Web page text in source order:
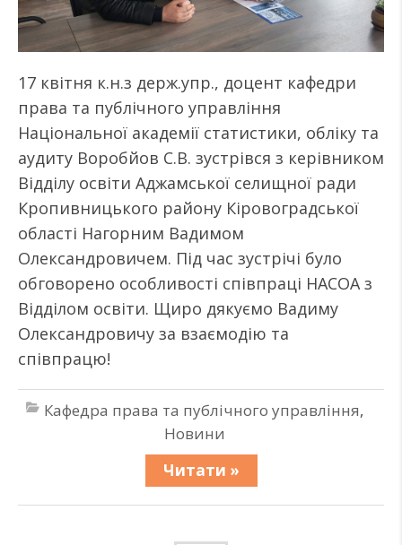
17 квітня к.н.з держ.упр., доцент кафедри
права та публічного управління
Національної академії статистики, обліку та
аудиту Воробйов С.В. зустрівся з керівником
Відділу освіти Аджамської селищної ради
Кропивницького району Кіровоградської
області Нагорним Вадимом
Олександровичем. Під час зустрічі було
обговорено особливості співпраці НАСОА з
Відділом освіти. Щиро дякуємо Вадиму
Олександровичу за взаємодію та
співпрацю!
Кафедра права та публічного управління,
Новини
Читати »